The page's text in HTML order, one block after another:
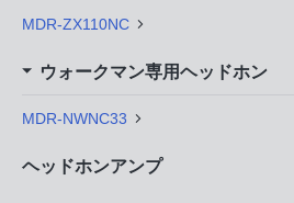
MDR-ZX110NC
ウォークマン専用ヘッドホン
MDR-NWNC33
ヘッドホンアンプ